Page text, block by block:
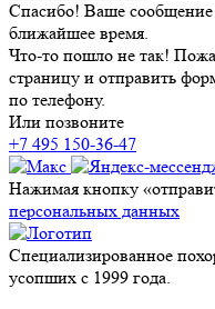
Спасибо! Ваше
ближайшее время.
Что-то пошло не так!
страницу и отправить
по телефону.
Или позвоните
+7 495 150-36-47
Нажимая кнопку
персональных данных
Специализированное
усопших с 1999 года.